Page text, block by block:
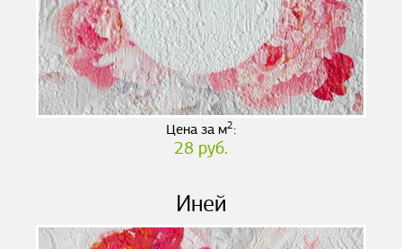
Цена за м2:
28 руб.
Иней